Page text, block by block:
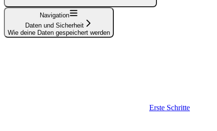
Navigation
Daten und Sicherheit
Wie deine Daten gespeichert werden
Erste Schritte